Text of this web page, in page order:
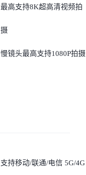
门、双视野录像、超级合
最高支持8K超高清视频拍
摄
慢镜头最高支持1080P拍摄
支持移动/联通/电信 5G/4G